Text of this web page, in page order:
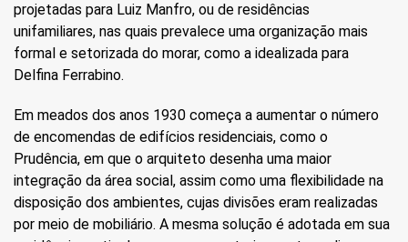
projetadas para Luiz Manfro, ou de residências
unifamiliares, nas quais prevalece uma organização mais
formal e setorizada do morar, como a idealizada para
Delfina Ferrabino.
Em meados dos anos 1930 começa a aumentar o número
de encomendas de edifícios residenciais, como o
Prudência, em que o arquiteto desenha uma maior
integração da área social, assim como uma flexibilidade na
disposição dos ambientes, cujas divisões eram realizadas
por meio de mobiliário. A mesma solução é adotada em sua